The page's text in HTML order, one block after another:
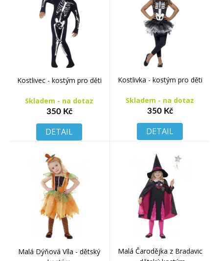
Kostlivec - kostým pro děti
Skladem - na dotaz
350 Kč
DETAIL
Kostlivka - kostým pro děti
Skladem - na dotaz
350 Kč
DETAIL
Malá Dýňová Víla - dětský
Malá Čarodějka z Bradavic